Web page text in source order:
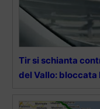
Tir si schianta
del Vallo: bloccata